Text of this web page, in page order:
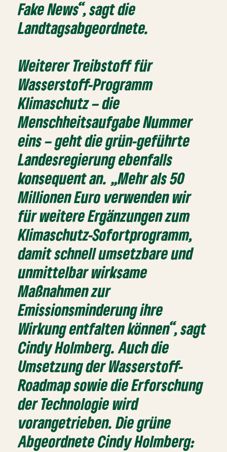
Fake News“, sagt die
Landtagsabgeordnete.
Weiterer Treibstoff für
Wasserstoff-Programm
Klimaschutz – die
Menschheitsaufgabe Nummer
eins – geht die grün-geführte
Landesregierung ebenfalls
konsequent an. „Mehr als 50
Millionen Euro verwenden wir
für weitere Ergänzungen zum
Klimaschutz-Sofortprogramm,
damit schnell umsetzbare und
unmittelbar wirksame
Maßnahmen zur
Emissionsminderung ihre
Wirkung entfalten können“, sagt
Cindy Holmberg. Auch die
Umsetzung der Wasserstoff-
Roadmap sowie die Erforschung
der Technologie wird
vorangetrieben. Die grüne
Abgeordnete Cindy Holmberg: